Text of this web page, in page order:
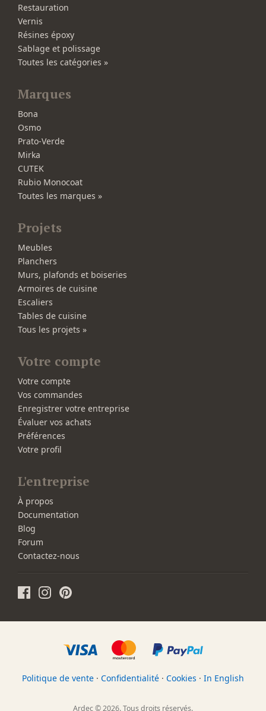
Restauration
Vernis
Résines époxy
Sablage et polissage
Toutes les catégories »
Marques
Bona
Osmo
Prato-Verde
Mirka
CUTEK
Rubio Monocoat
Toutes les marques »
Projets
Meubles
Planchers
Murs, plafonds et boiseries
Armoires de cuisine
Escaliers
Tables de cuisine
Tous les projets »
Votre compte
Votre compte
Vos commandes
Enregistrer votre entreprise
Évaluer vos achats
Préférences
Votre profil
L'entreprise
À propos
Documentation
Blog
Forum
Contactez-nous
Politique de vente · Confidentialité · Cookies · In English
Ardec © 2026. Tous droits réservés.